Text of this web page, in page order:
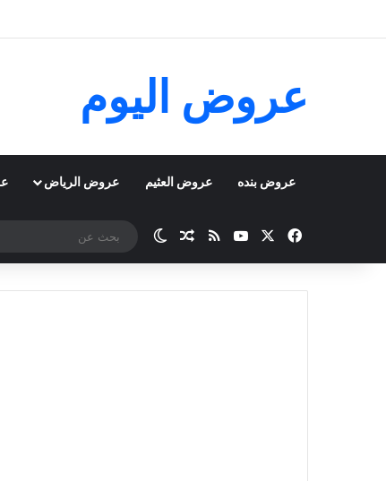
عروض اليوم
عروض بنده عروض العثيم عروض الرياض
فيسبوك ‫YouTubeملخص الموقع RSS
مقال عشوائي
الوضع المظلم